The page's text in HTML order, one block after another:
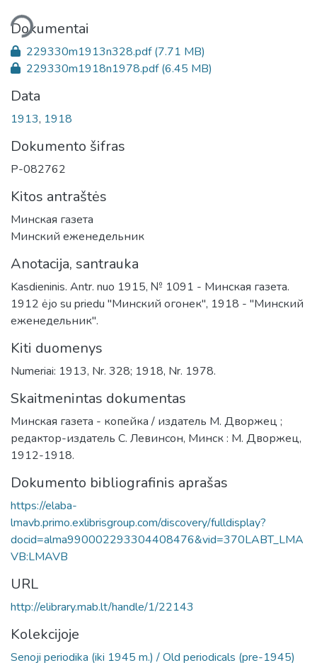
Dokumentai
229330m1913n328.pdf(7.71 MB)
229330m1918n1978.pdf(6.45 MB)
Data
1913, 1918
Dokumento šifras
P-082762
Kitos antraštės
Минская газета
Минский еженедельник
Anotacija, santrauka
Kasdieninis. Antr. nuo 1915, № 1091 - Минская газета.
1912 ėjo su priedu "Минский огонек", 1918 - "Минский
еженедельник".
Kiti duomenys
Numeriai: 1913, Nr. 328; 1918, Nr. 1978.
Skaitmenintas dokumentas
Минская газета - копейка / издатель М. Дворжец ;
редактор-издатель С. Левинсон, Минск : М. Дворжец,
1912-1918.
Dokumento bibliografinis aprašas
https://elaba-
lmavb.primo.exlibrisgroup.com/discovery/fulldisplay?
docid=alma990002293304408476&vid=370LABT_LMA
VB:LMAVB
URL
http://elibrary.mab.lt/handle/1/22143
Kolekcijoje
Senoji periodika (iki 1945 m.) / Old periodicals (pre-1945)